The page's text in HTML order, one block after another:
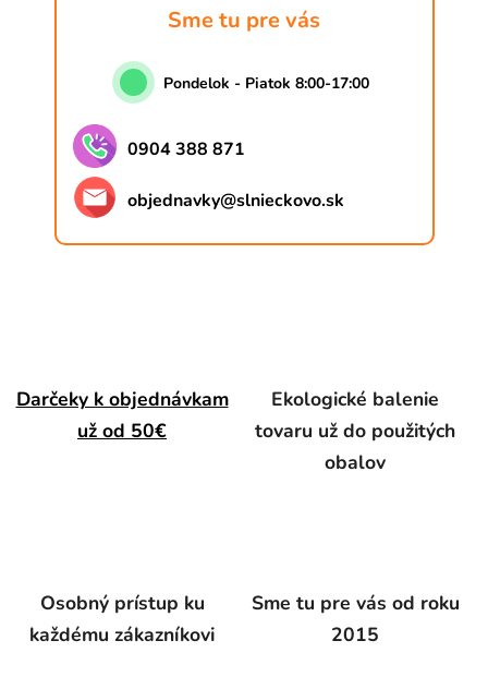
Sme tu pre vás
Pondelok - Piatok 8:00-17:00
0904 388 871
objednavky@slnieckovo.sk
Darčeky k objednávkam
už od 50€
Ekologické balenie
tovaru už do použitých
obalov
Osobný prístup ku
každému zákazníkovi
Sme tu pre vás od roku
2015